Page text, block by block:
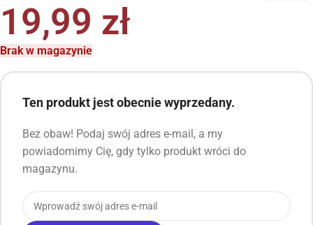
19,99 zł
Brak w magazynie
Ten produkt jest obecnie wyprzedany.
Bez obaw! Podaj swój adres e-mail, a my
powiadomimy Cię, gdy tylko produkt wróci do
magazynu.